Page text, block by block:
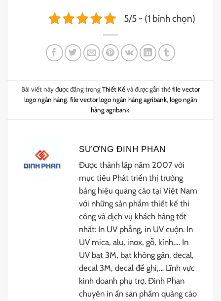
5/5 - (1 bình chọn)
Bài viết này được đăng trongThiết Kếvà được gắn thẻfile vector
logo ngân hàng, file vector logo ngân hàng agribank, logo ngân
hàng agribank.
SƯƠNG ĐINH PHAN
Được thành lập năm 2007 với
mục tiêu Phát triển thị trường
bảng hiệu quảng cáo tại Việt Nam
với những sản phẩm thiết kế thi
công và dịch vụ khách hàng tốt
nhất: In UV phẳng, in UV cuộn. In
UV mica, alu, inox, gỗ, kính,… In
UV bạt 3M, bạt không gân, decal,
decal 3M, decal đế ghi,… Lĩnh vực
kinh doanh phụ trợ. Đinh Phan
chuyên in ấn sản phẩm quảng cáo